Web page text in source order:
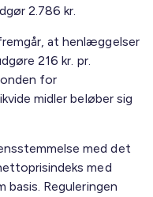
2.786 kr.
at henlæggelser
216 kr. pr.
for
midler beløber sig
med det
med
basis. Reguleringen